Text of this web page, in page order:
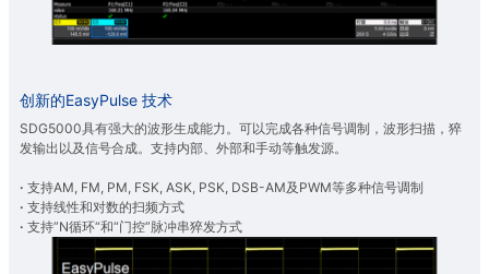
创新的EasyPulse 技术
SDG5000具有强大的波形生成能力。可以完成各种信号调制，波形扫描，猝
发输出以及信号合成。支持内部、外部和手动等触发源。
· 支持AM, FM, PM, FSK, ASK, PSK, DSB-AM及PWM等多种信号调制
· 支持线性和对数的扫频方式
· 支持”N循环“和“门控”脉冲串猝发方式